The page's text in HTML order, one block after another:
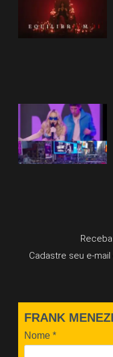
Cadastre seu e-
FRANK
Nome *